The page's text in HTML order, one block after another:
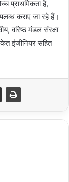
प्राथमिकता है,
कराए जा रहे हैं।
वरिष्ठ मंडल संरक्षा
इंजीनियर सहित